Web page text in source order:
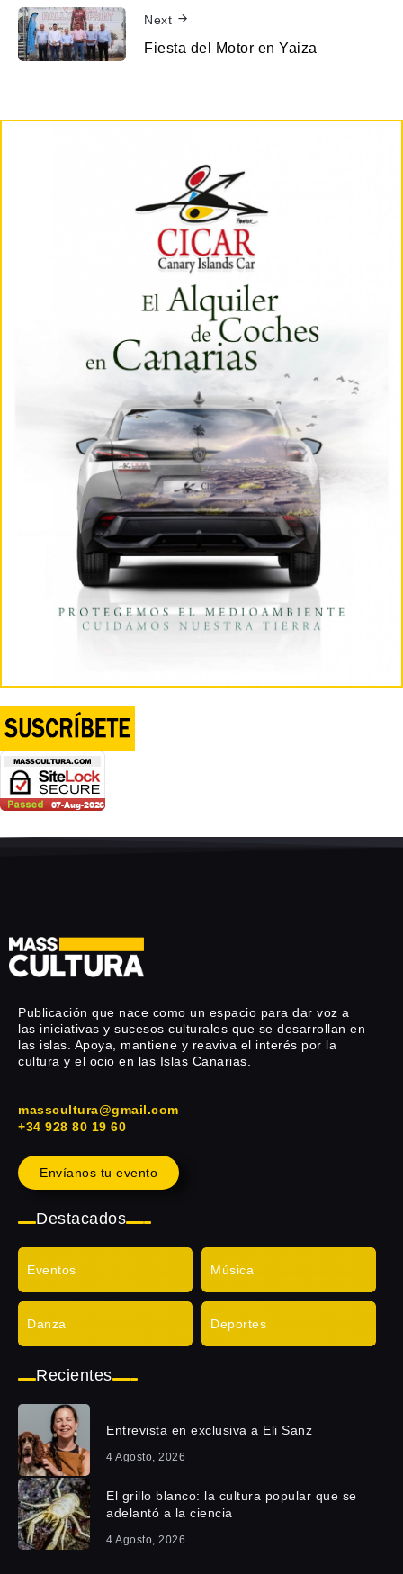
Next
Fiesta del Motor en Yaiza
Publicación que nace como un espacio para dar voz a
las iniciativas y sucesos culturales que se desarrollan en
las islas. Apoya, mantiene y reaviva el interés por la
cultura y el ocio en las Islas Canarias.
masscultura@gmail.com
+34 928 80 19 60
Envíanos tu evento
Destacados
Eventos Música
Danza Deportes
Recientes
Entrevista en exclusiva a Eli Sanz
4 Agosto, 2026
El grillo blanco: la cultura popular que se
adelantó a la ciencia
4 Agosto, 2026